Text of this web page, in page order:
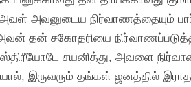
அவனுடைய நிர்வாணத்தையும்
தன் சகோதரியை
சயனித்து, அவளை
இருவரும் தங்கள் ஜனத்தில்